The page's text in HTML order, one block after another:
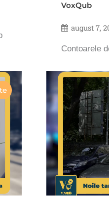
VoxQub
august 7,
Contoarele